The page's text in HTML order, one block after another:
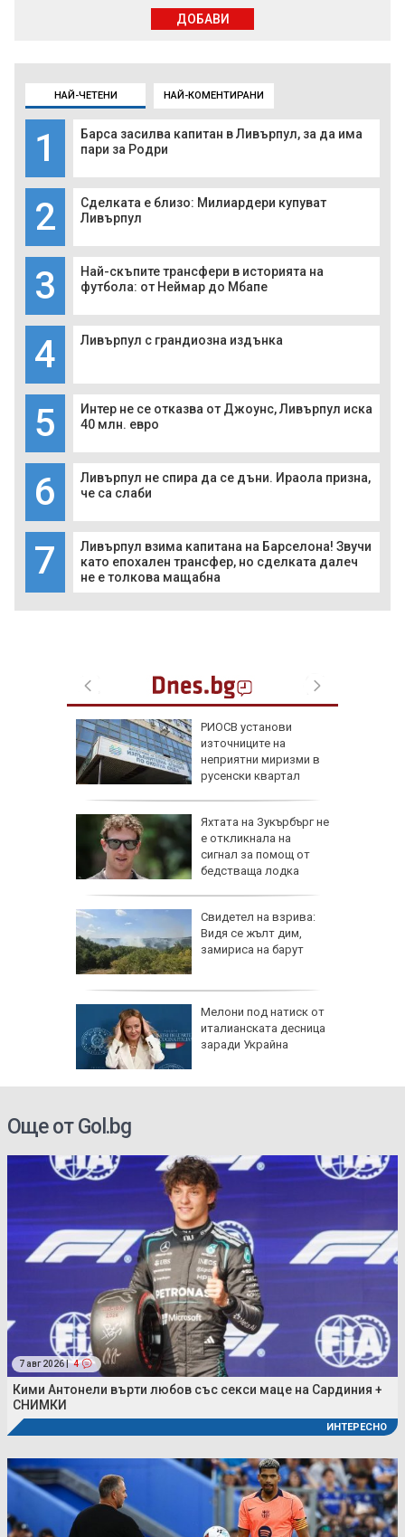
НАЙ-ЧЕТЕНИ НАЙ-КОМЕНТИРАНИ
1
Барса засилва капитан в Ливърпул, за да има
пари за Родри
2
Сделката е близо: Милиардери купуват
Ливърпул
3
Най-скъпите трансфери в историята на
футбола: от Неймар до Мбапе
4 Ливърпул с грандиозна издънка
5
Интер не се отказва от Джоунс, Ливърпул иска
40 млн. евро
6
Ливърпул не спира да се дъни. Ираола призна,
че са слаби
7
Ливърпул взима капитана на Барселона! Звучи
като епохален трансфер, но сделката далеч
не е толкова мащабна
РИОСВ установи
източниците на
неприятни миризми в
русенски квартал
Яхтата на Зукърбърг не
е откликнала на
сигнал за помощ от
бедстваща лодка
Свидетел на взрива:
Видя се жълт дим,
замириса на барут
Мелони под натиск от
италианската десница
заради Украйна
ДОБАВИ
Още от Gol.bg
7 авг 2026 | 4
Кими Антонели върти любов със секси маце на Сардиния +
СНИМКИ
ИНТЕРЕСНО